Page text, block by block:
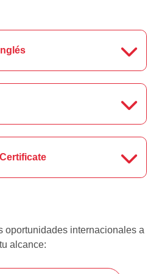
oportunidades internacionales a
tu alcance: